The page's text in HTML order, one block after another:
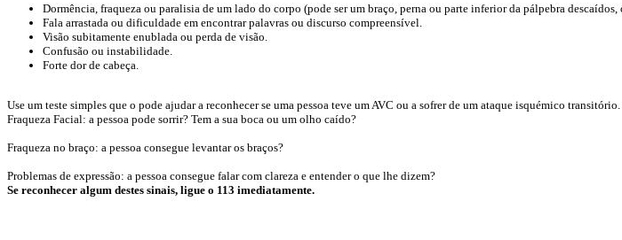
Dormência, fraqueza ou paralisia de um lado do corpo (pode ser um braço, perna ou parte inferior da pálpebra descaídos,
Fala arrastada ou dificuldade em encontrar palavras ou discurso compreensível.
Visão subitamente enublada ou perda de visão.
Confusão ou instabilidade.
Forte dor de cabeça.
Use um teste simples que o pode ajudar a reconhecer se uma pessoa teve um AVC ou a sofrer de um ataque isquémico transitório.
Fraqueza Facial: a pessoa pode sorrir? Tem a sua boca ou um olho caído?
Fraqueza no braço: a pessoa consegue levantar os braços?
Problemas de expressão: a pessoa consegue falar com clareza e entender o que lhe dizem?
Se reconhecer algum destes sinais, ligue o 113 imediatamente.